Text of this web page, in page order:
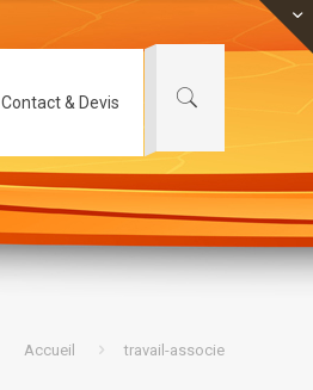
Contact & Devis
Accueil travail-associe